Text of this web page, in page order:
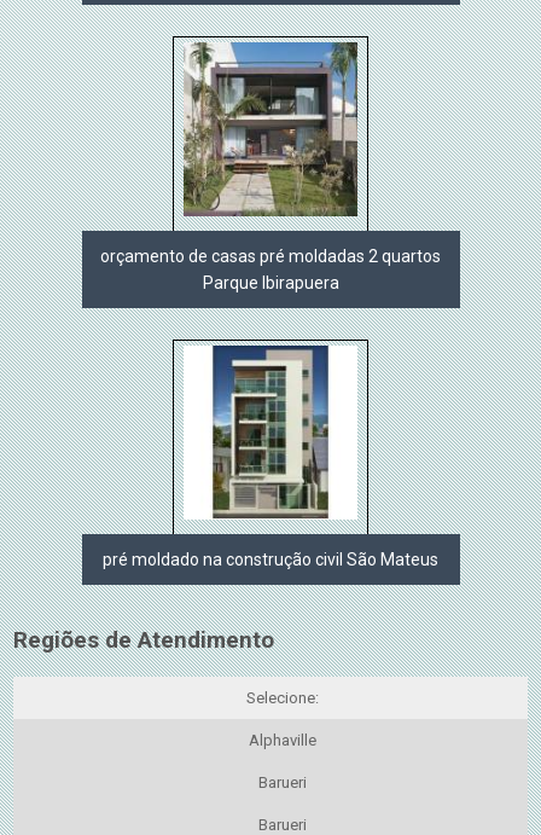
orçamento de casas pré moldadas 2 quartos
Parque Ibirapuera
pré moldado na construção civil São Mateus
Regiões de Atendimento
Selecione:
Alphaville
Barueri
Barueri